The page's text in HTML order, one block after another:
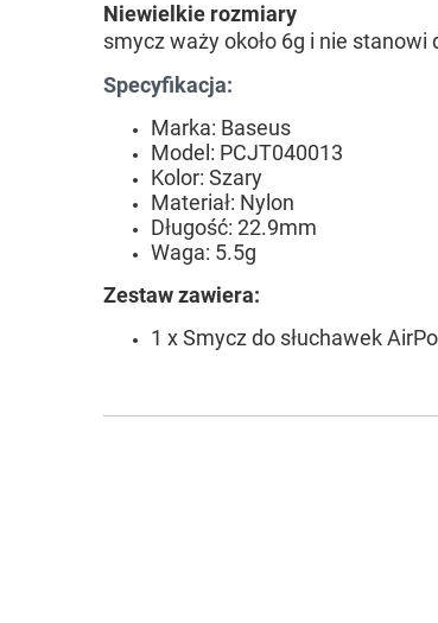
Niewielkie rozmiary
smycz waży około 6g i nie
Specyfikacja:
Marka: Baseus
Model: PCJT040013
Kolor: Szary
Materiał: Nylon
Długość: 22.9mm
Waga: 5.5g
Zestaw zawiera:
1 x Smycz do słuchawek